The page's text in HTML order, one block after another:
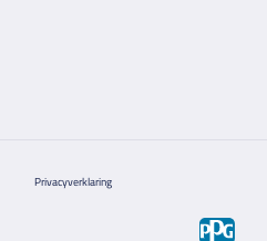
Privacyverklaring